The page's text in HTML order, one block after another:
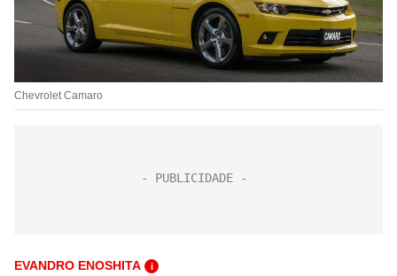
Chevrolet Camaro
EVANDRO ENOSHITA i